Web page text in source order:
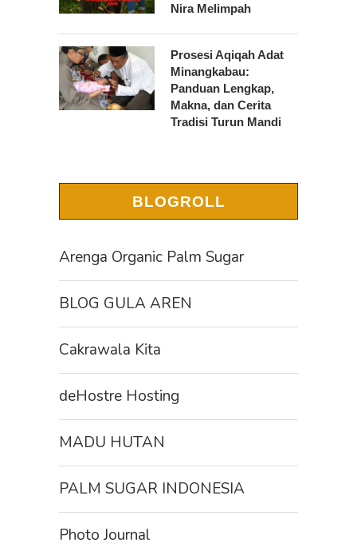
Nira Melimpah
Prosesi Aqiqah Adat
Minangkabau:
Panduan Lengkap,
Makna, dan Cerita
Tradisi Turun Mandi
BLOGROLL
Arenga Organic Palm Sugar
BLOG GULA AREN
Cakrawala Kita
deHostre Hosting
MADU HUTAN
PALM SUGAR INDONESIA
Photo Journal